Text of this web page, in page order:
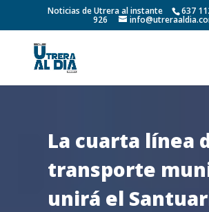
Noticias de Utrera al instante 637
926
La cuarta línea
transporte
unirá el